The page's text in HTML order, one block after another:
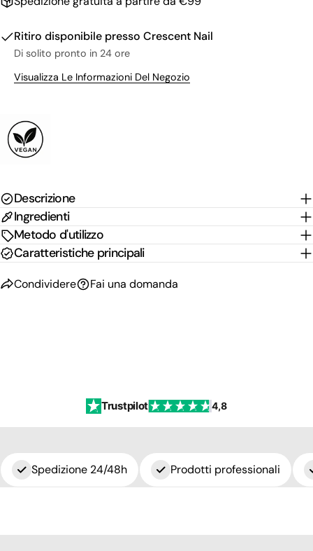
Ritiro disponibile presso Crescent Nail
Di solito pronto in 24 ore
Visualizza Le Informazioni Del Negozio
Descrizione
Ingredienti
Metodo d'utilizzo
Caratteristiche principali
Condividere
Condividi
su
Facebook
Condividi
su
X
Pin
su
Pinterest
Fai una domanda
tuo
Il
messaggio
Trustpilot 4,8
Spedizione 24/48h Prodotti professionali